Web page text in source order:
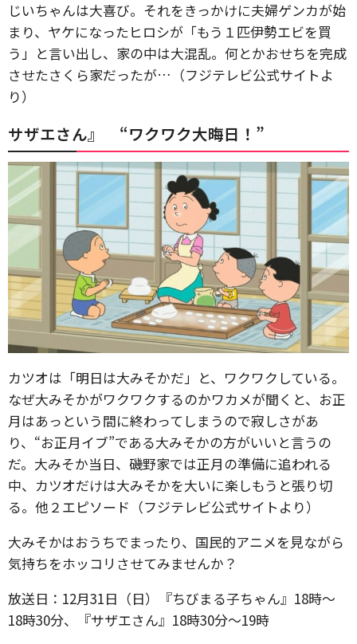
じいちゃんは大喜び。それをきっかけに夫婦ゲンカが始
まり、ヤケになったヒロシが「もう１匹伊勢エビを買
う」と言い出し、家の中は大混乱。何とかおせちを完成
させたさくら家だったが…（フジテレビ公式サイトよ
り）
サザエさん』 “ワクワク大晦日！”
カツオは「明日は大みそかだ」と、ワクワクしている。
なぜ大みそかがワクワクするのかワカメが聞くと、お正
月はあっという間に終わってしまうので寂しさがあ
り、“お正月イブ”である大みそかの方がいいと言うの
だ。大みそか当日、磯野家では正月の準備に追われる
中、カツオだけは大みそかを大いに楽しもうと張り切
る。他２エピソード（フジテレビ公式サイトより）
大みそかはおうちでまったり、国民的アニメを見ながら
気持ちをホッコリさせてみませんか？
放送日：12月31日（日）『ちびまる子ちゃん』18時～
18時30分、『サザエさん』18時30分～19時